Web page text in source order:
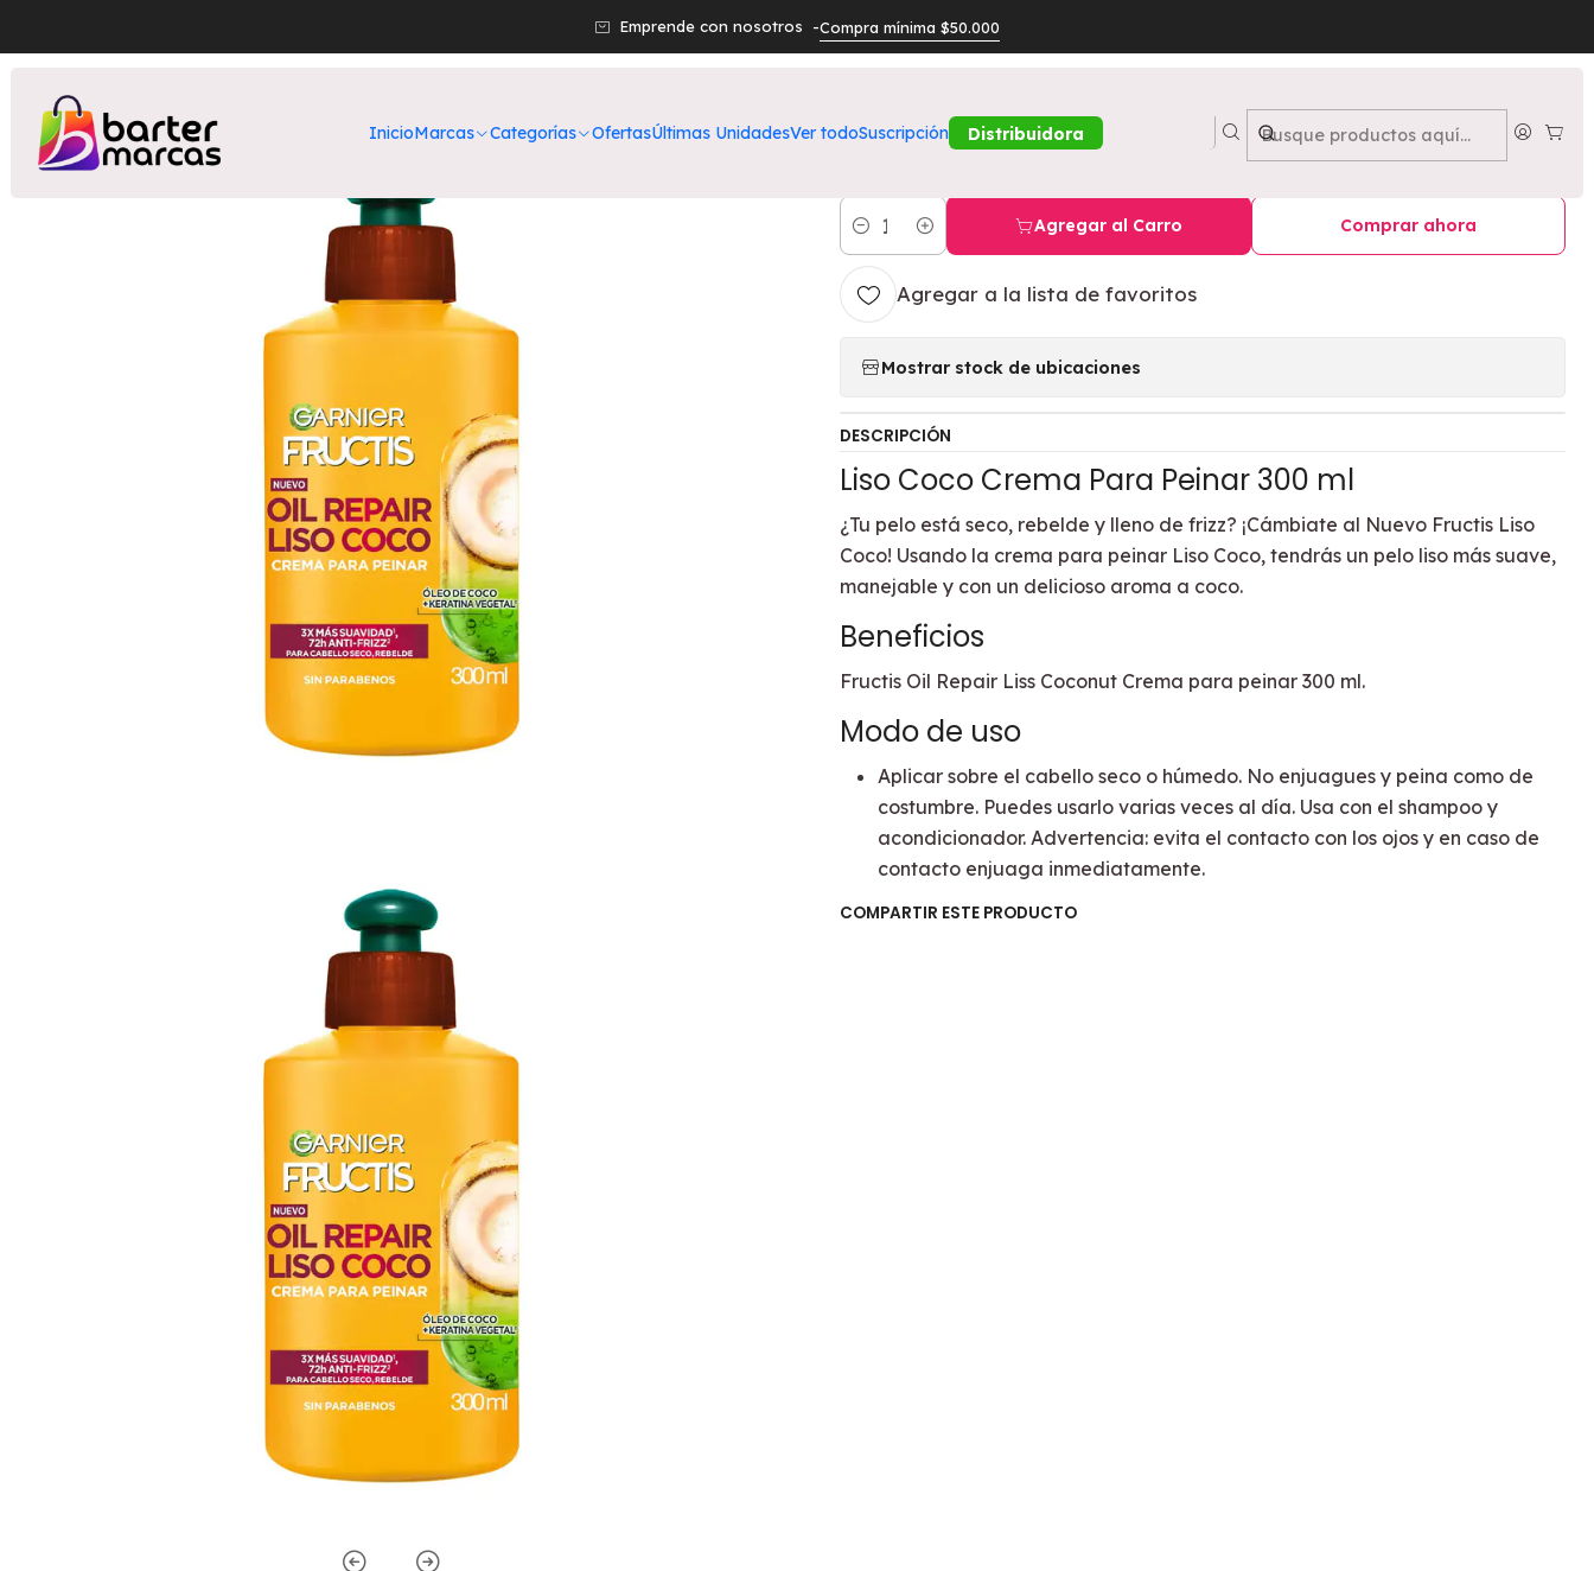
InicioMarcas Categorías OfertasÚltimas UnidadesVer todoSuscripción Distribuidora
Emprende con nosotros -Compra mínima $50.000
Cuidado Capilar Crema Para Peinar Frutics Oil Repair Liso Coco 300 ML - GARNIER
Crema Para Peinar Frutics Oil Repair Liso
Coco 300 ML - GARNIER
Cantidad
Agregar al Carro Comprar ahora
Agregar a la lista de favoritos
Mostrar stock de ubicaciones
DESCRIPCIÓN
Liso Coco Crema Para Peinar 300 ml
¿Tu pelo está seco, rebelde y lleno de frizz? ¡Cámbiate al Nuevo Fructis Liso
Coco! Usando la crema para peinar Liso Coco, tendrás un pelo liso más suave,
manejable y con un delicioso aroma a coco.
Beneficios
Fructis Oil Repair Liss Coconut Crema para peinar 300 ml.
Modo de uso
Aplicar sobre el cabello seco o húmedo. No enjuagues y peina como de
costumbre. Puedes usarlo varias veces al día. Usa con el shampoo y
acondicionador. Advertencia: evita el contacto con los ojos y en caso de
contacto enjuaga inmediatamente.
COMPARTIR ESTE PRODUCTO